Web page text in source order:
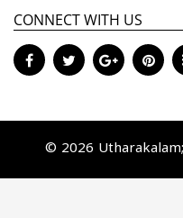
CONNECT WITH US
© 2026